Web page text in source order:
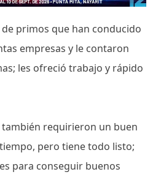
primos que han conducido
empresas y le contaron
les ofreció trabajo y rápido
requirieron un buen
pero tiene todo listo;
para conseguir buenos